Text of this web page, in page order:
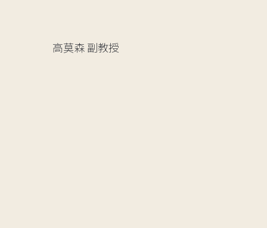
高莫森副教授